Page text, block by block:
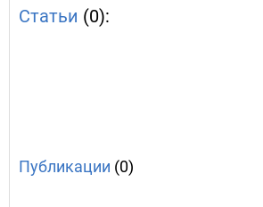
Статьи (0):
Публикации (0)